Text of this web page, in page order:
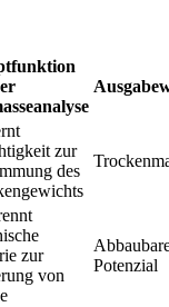
zur
des
zur
von
Potenzial